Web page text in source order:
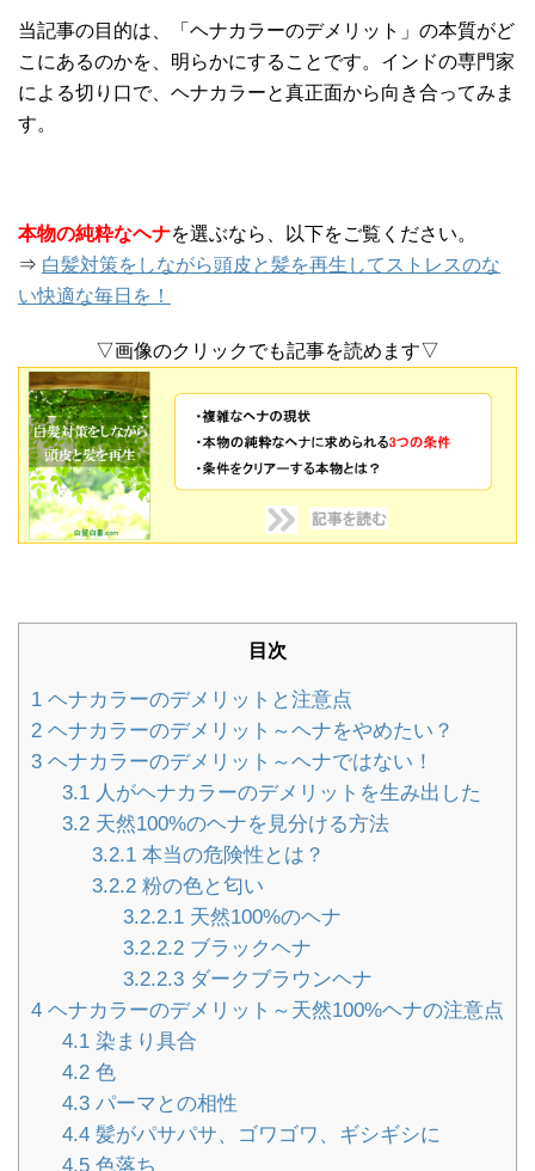
当記事の目的は、「ヘナカラーのデメリット」の本質がど
こにあるのかを、明らかにすることです。インドの専門家
による切り口で、ヘナカラーと真正面から向き合ってみま
す。
本物の純粋なヘナを選ぶなら、以下をご覧ください。
⇒ 白髪対策をしながら頭皮と髪を再生してストレスのな
い快適な毎日を！
▽画像のクリックでも記事を読めます▽
目次
1 ヘナカラーのデメリットと注意点
2 ヘナカラーのデメリット～ヘナをやめたい？
3 ヘナカラーのデメリット～ヘナではない！
3.1人がヘナカラーのデメリットを生み出した
3.2天然100%のヘナを見分ける方法
3.2.1 本当の危険性とは？
3.2.2 粉の色と匂い
3.2.2.1天然100%のヘナ
3.2.2.2ブラックヘナ
3.2.2.3ダークブラウンヘナ
4 ヘナカラーのデメリット～天然100%ヘナの注意点
4.1染まり具合
4.2色
4.3パーマとの相性
4.4髪がパサパサ、ゴワゴワ、ギシギシに
4.5色落ち